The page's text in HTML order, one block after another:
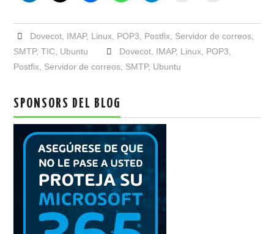
Dovecot, IMAP, Linux, POP3 Postfix, Servidor de correos,
SMTP,TIC Ubuntu Dovecot, IMAP, Linux, POP3
Postfix Servidor de correos SMTP, Ubuntu
SPONSORS DEL BLOG